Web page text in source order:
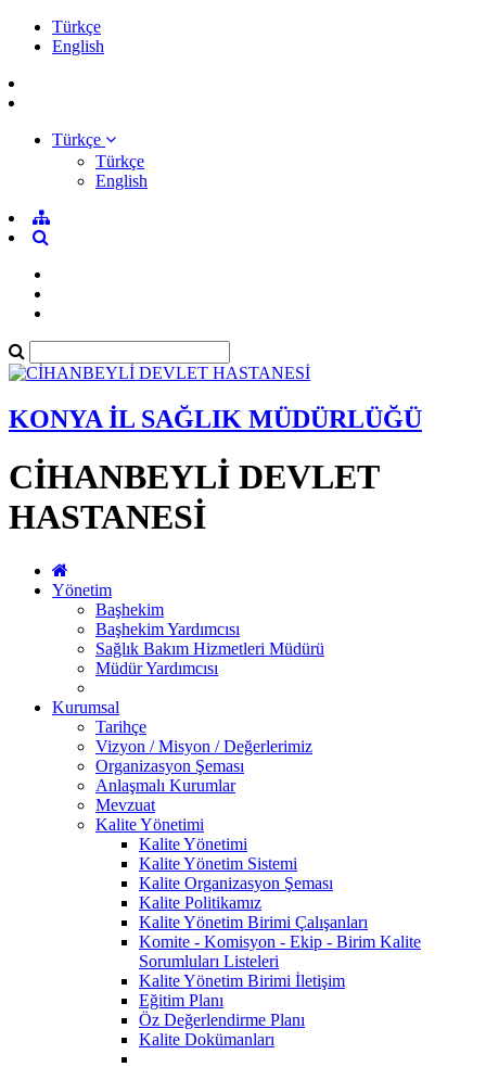
Türkçe
English
Türkçe
Türkçe
English
KONYA İL SAĞLIK MÜDÜRLÜĞÜ
CİHANBEYLİ DEVLET
HASTANESİ
Yönetim
Başhekim
Başhekim Yardımcısı
Sağlık Bakım Hizmetleri Müdürü
Müdür Yardımcısı
Kurumsal
Tarihçe
Vizyon / Misyon / Değerlerimiz
Organizasyon Şeması
Anlaşmalı Kurumlar
Mevzuat
Kalite Yönetimi
Kalite Yönetimi
Kalite Yönetim Sistemi
Kalite Organizasyon Şeması
Kalite Politikamız
Kalite Yönetim Birimi Çalışanları
Komite - Komisyon - Ekip - Birim Kalite
Sorumluları Listeleri
Kalite Yönetim Birimi İletişim
Eğitim Planı
Öz Değerlendirme Planı
Kalite Dokümanları